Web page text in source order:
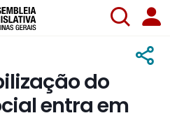
do
entra em